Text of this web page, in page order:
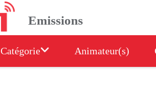
Emissions
Catégorie Animateur(s)